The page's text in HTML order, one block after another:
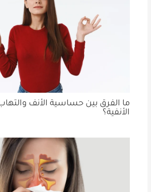
ما الفرق بين حساسية الأنف
الأنفية؟